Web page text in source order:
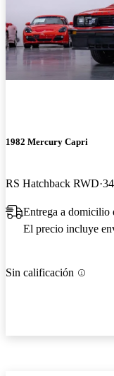
1982 Mercury Capri
RS Hatchback RWD
Entrega a domicilio
El precio incluye
Sin calificación